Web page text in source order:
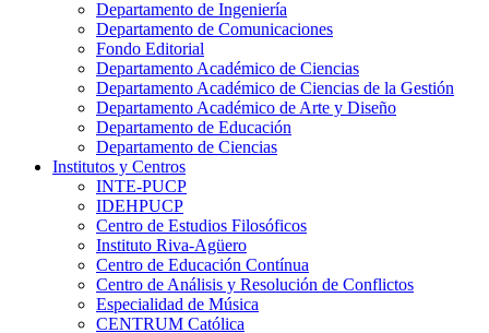
Departamento de Ingeniería
Departamento de Comunicaciones
Fondo Editorial
Departamento Académico de Ciencias
Departamento Académico de Ciencias de la Gestión
Departamento Académico de Arte y Diseño
Departamento de Educación
Departamento de Ciencias
Institutos y Centros
INTE-PUCP
IDEHPUCP
Centro de Estudios Filosóficos
Instituto Riva-Agüero
Centro de Educación Contínua
Centro de Análisis y Resolución de Conflictos
Especialidad de Música
CENTRUM Católica